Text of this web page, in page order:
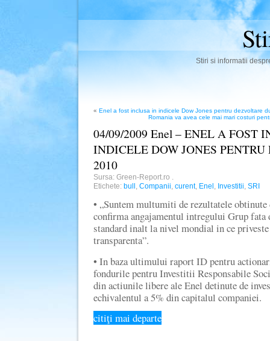
Stiri si informatii
« Enel a fost inclusa in indicele Dow Jones pentru dezvoltare
Romania va avea cele mai mari costuri
04/09/2009 Enel – ENEL A FOST
INDICELE DOW JONES
2010
Sursa: Green-Report.ro
Etichete: bull Companii curent, Enel Investitii SRI
• „Suntem multumiti de rezultatele obtinute
confirma angajamentul intregului Grup fata
standard inalt la nivel mondial in ce
transparenta”.
• In baza ultimului raport ID pentru
fondurile pentru Investitii Responsabile
din actiunile libere ale Enel detinute de
echivalentul a 5% din capitalul companiei.
citiţi mai departe